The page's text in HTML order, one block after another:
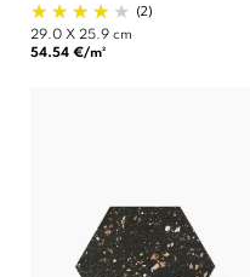
(2)
29.0 X 25.9 cm
54.54 €/m²